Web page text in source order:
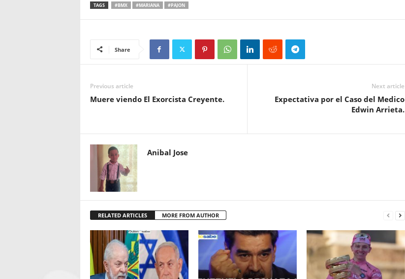
TAGS #BMX #MARIANA #PAJON
Share
Previous article
Muere viendo El Exorcista Creyente.
Next article
Expectativa por el Caso del Medico
Edwin Arrieta.
Anibal Jose
RELATED ARTICLES MORE FROM AUTHOR